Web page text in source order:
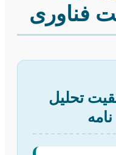
فناوری
تحلیل